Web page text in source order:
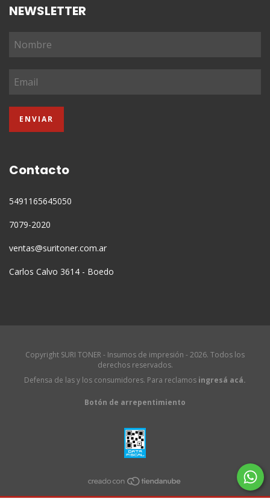
NEWSLETTER
Contacto
5491165645050
7079-2020
ventas@suritoner.com.ar
Carlos Calvo 3614 - Boedo
Copyright SURI TONER - Insumos de impresión - 2026. Todos los
derechos reservados.
Defensa de las y los consumidores. Para reclamos ingresá acá.
Botón de arrepentimiento